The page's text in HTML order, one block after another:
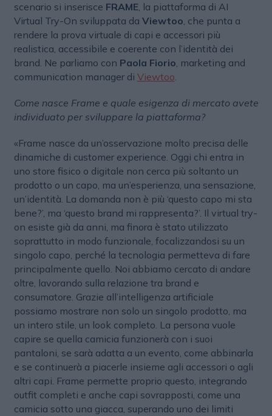
scenario si inserisce FRAME, la piattaforma di AI
Virtual Try-On sviluppata da Viewtoo, che punta a
rendere la prova virtuale di capi e accessori più
realistica, accessibile e coerente con l’identità dei
brand. Ne parliamo con Paola Fiorio, marketing and
communication manager di Viewtoo.
Come nasce Frame e quale esigenza di mercato avete
individuato per sviluppare la piattaforma?
«Frame nasce da un’osservazione molto precisa delle
dinamiche di customer experience. Oggi chi entra in
uno store fisico o digitale non cerca più soltanto un
prodotto o un capo, ma un’esperienza, una sensazione,
un’identità. La domanda non è più ‘questo capo mi sta
bene?’, ma ‘questo brand mi rappresenta?’. Il virtual try-
on esiste già da anni, ma finora è stato utilizzato
soprattutto in modo funzionale, focalizzandosi su un
singolo capo, perché la tecnologia permetteva di fare
principalmente quello. Noi abbiamo cercato di andare
oltre, lavorando sulla relazione tra brand e
consumatore. Grazie all’intelligenza artificiale
possiamo mostrare non solo un singolo prodotto, ma
un intero stile, un look completo. La persona vuole
capire se quella camicia funzionerà con i suoi
pantaloni, se sarà adatta a un evento, come abbinarla
e se continuerà a piacerle insieme agli accessori o agli
altri capi. Frame permette proprio questo, integrando
outfit completi e anche capi sovrapposti, come una
camicia sotto una giacca, superando uno dei limiti